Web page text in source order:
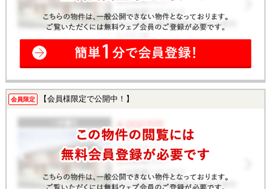
会員限定 【会員様限定で公開中！】